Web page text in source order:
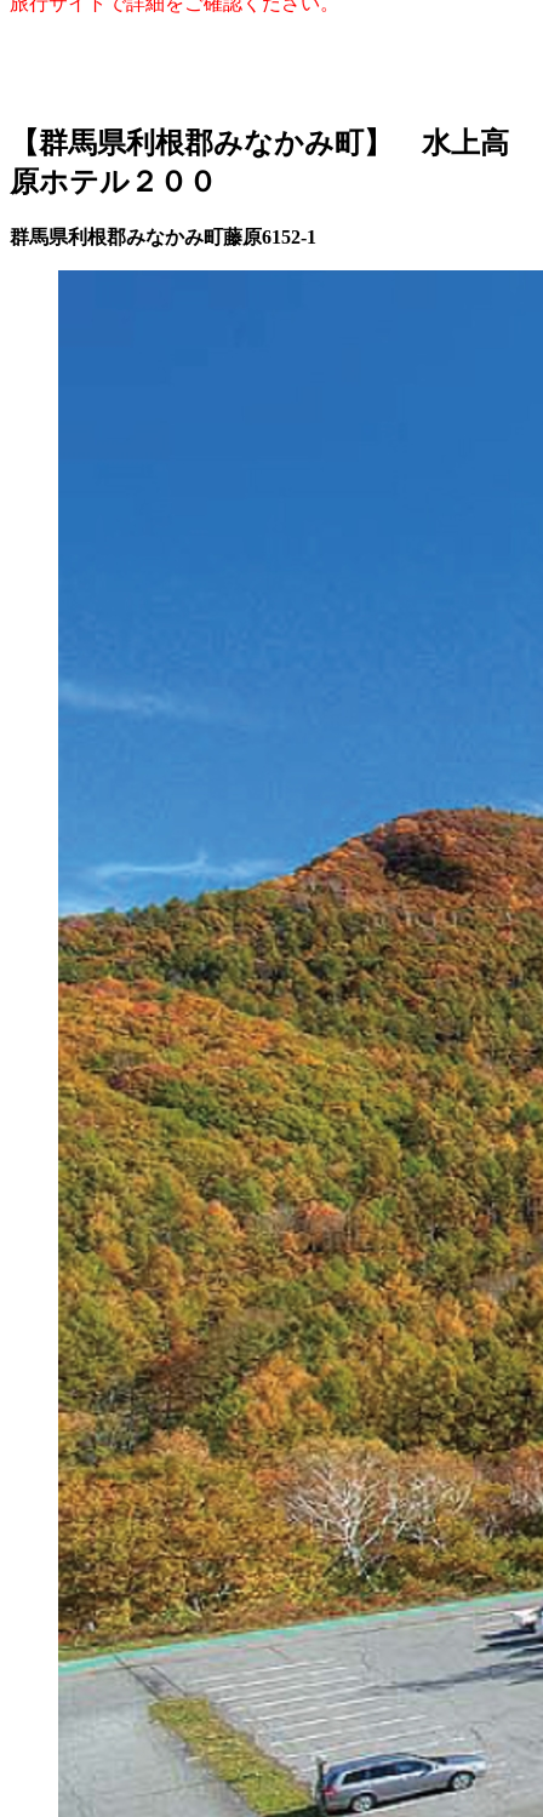
【群馬県利根郡みなかみ町】 水上高
原ホテル２００
群馬県利根郡みなかみ町藤原6152-1